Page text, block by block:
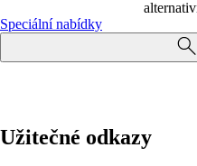
Speciální nabídky
Užitečné odkazy